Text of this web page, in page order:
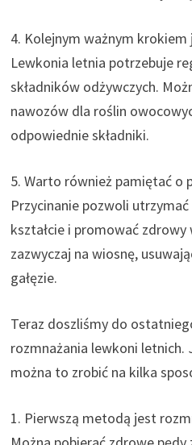
4. Kolejnym ważnym
Lewkonia letnia potrzebuje
składników odżywczych.
nawozów dla roślin
odpowiednie składniki.
5. Warto również pamiętać o
Przycinanie pozwoli
kształcie i promować
zazwyczaj na wiosnę,
gałęzie.
Teraz doszliśmy do
rozmnażania lewkoni
można to zrobić na kilka
1. Pierwszą metodą jest